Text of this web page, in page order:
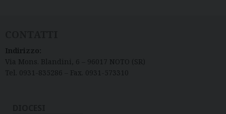
Indirizzo:
Via Mons. Blandini, 6 – 96017 NOTO (SR)
Tel. 0931-835286 – Fax. 0931-573310